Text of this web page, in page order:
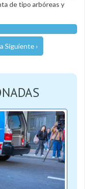
de tipo arbóreas y
Siguiente ›